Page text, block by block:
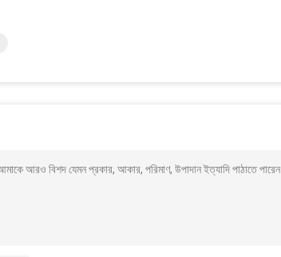
আরও বিশদ যেমন প্রকার, আকার, পরিমাণ, উপাদান ইত্যাদি পাঠাতে পারেন